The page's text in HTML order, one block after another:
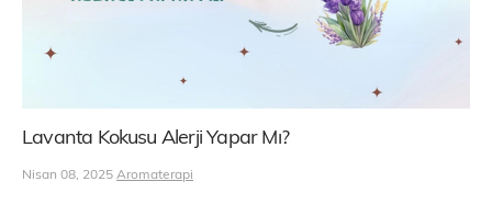
Lavanta Kokusu Alerji Yapar Mı?
Nisan 08, 2025 Aromaterapi